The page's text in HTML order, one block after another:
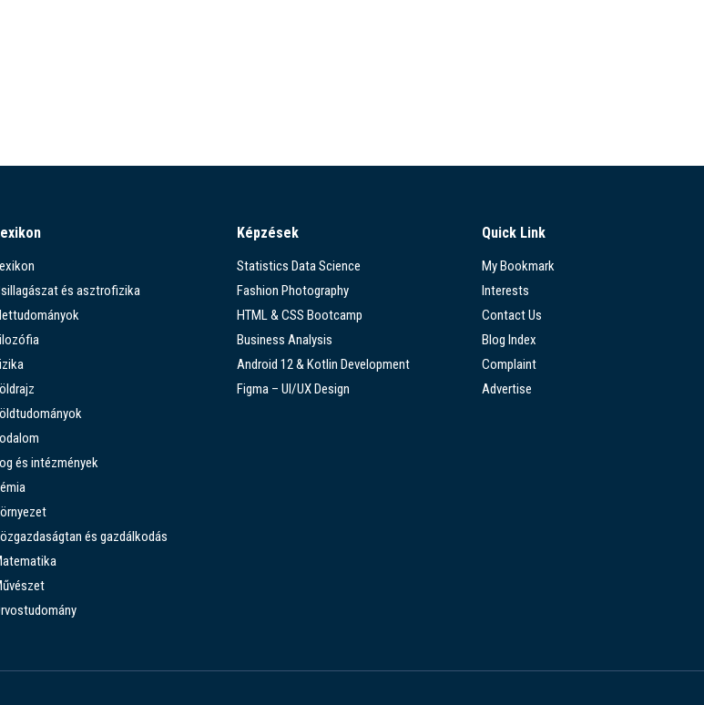
és asztrofizika
és intézmények
és gazdálkodás
Képzések
Statistics Data Science
Fashion Photography
HTML & CSS Bootcamp
Business Analysis
Android 12 & Kotlin Development
Figma – UI/UX Design
Quick Link
My Bookmark
Interests
Contact Us
Blog Index
Complaint
Advertise